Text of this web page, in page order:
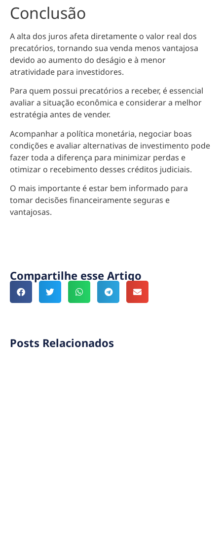
Conclusão
A alta dos juros afeta diretamente o valor real dos
precatórios, tornando sua venda menos vantajosa
devido ao aumento do deságio e à menor
atratividade para investidores.
Para quem possui precatórios a receber, é essencial
avaliar a situação econômica e considerar a melhor
estratégia antes de vender.
Acompanhar a política monetária, negociar boas
condições e avaliar alternativas de investimento pode
fazer toda a diferença para minimizar perdas e
otimizar o recebimento desses créditos judiciais.
O mais importante é estar bem informado para
tomar decisões financeiramente seguras e
vantajosas.
Compartilhe esse Artigo
Posts Relacionados